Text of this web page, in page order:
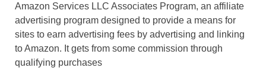
Amazon Services LLC Associates Program, an affiliate
advertising program designed to provide a means for
sites to earn advertising fees by advertising and linking
to Amazon. It gets from some commission through
qualifying purchases